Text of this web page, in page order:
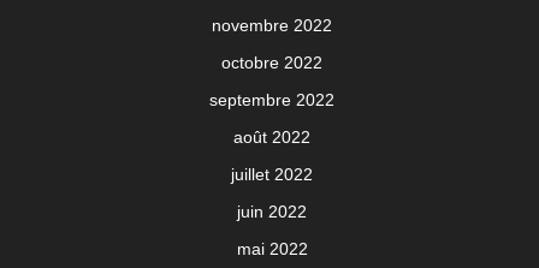
novembre 2022
octobre 2022
septembre 2022
août 2022
juillet 2022
juin 2022
mai 2022